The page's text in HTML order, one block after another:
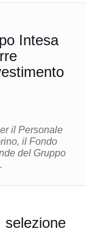
Intesa
il Personale
il Fondo
del Gruppo
selezione